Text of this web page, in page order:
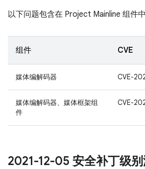
以下问题包含在 Project Mainline 组件中
组件 CVE
媒体编解码器 CVE-
媒体编解码器、媒体框架组
件
CVE-
2021-12-05 安全补丁级